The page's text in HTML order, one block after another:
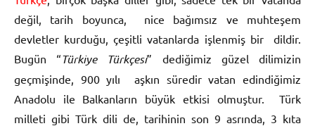
değil, tarih boyunca, nice bağımsız ve muhteşem
devletler kurduğu, çeşitli vatanlarda işlenmiş bir dildir.
Bugün “Türkiye Türkçesi” dediğimiz güzel dilimizin
geçmişinde, 900 yılı aşkın süredir vatan edindiğimiz
Anadolu ile Balkanların büyük etkisi olmuştur. Türk
milleti gibi Türk dili de, tarihinin son 9 asrında, 3 kıta